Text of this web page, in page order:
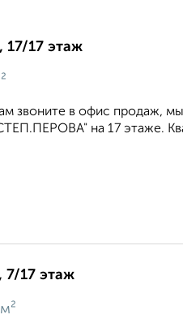
17/17 этаж
звоните в офис продаж,
на 17 этаже.
7/17 этаж